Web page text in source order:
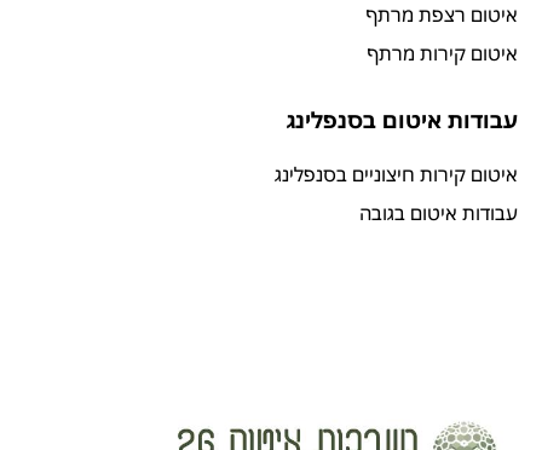
איטום רצפת מרתף
איטום קירות מרתף
עבודות איטום בסנפלינג
איטום קירות חיצוניים בסנפלינג
עבודות איטום בגובה